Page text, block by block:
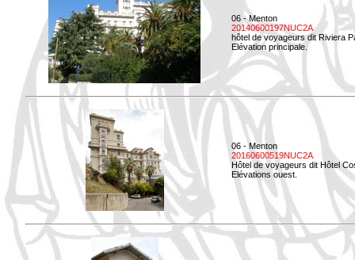
06 - Menton
20140600197NUC2A
hôtel de voyageurs dit Riviera
Elévation principale.
06 - Menton
20160600519NUC2A
Hôtel de voyageurs dit Hôtel
Elévations ouest.